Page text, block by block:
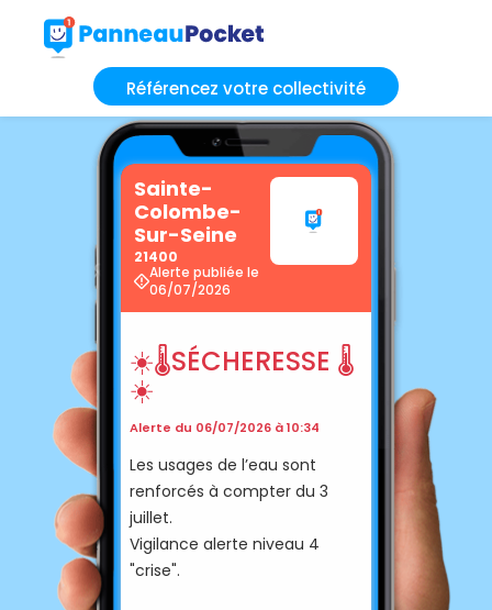
Référencez votre collectivité
Sainte-
Colombe-
Sur-Seine
21400
Alerte publiée le
06/07/2026
☀️🌡SÉCHERESSE 🌡
☀️
Alerte du 06/07/2026 à 10:34
Les usages de l’eau sont
renforcés à compter du 3
juillet.
Vigilance alerte niveau 4
"crise".